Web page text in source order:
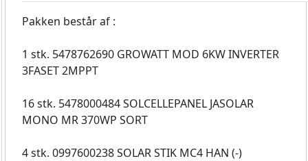
Pakken består af :
1 stk. 5478762690 GROWATT MOD 6KW INVERTER
3FASET 2MPPT
16 stk. 5478000484 SOLCELLEPANEL JASOLAR
MONO MR 370WP SORT
4 stk. 0997600238 SOLAR STIK MC4 HAN (-)